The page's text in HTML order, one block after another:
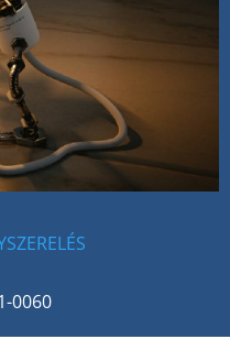
0060